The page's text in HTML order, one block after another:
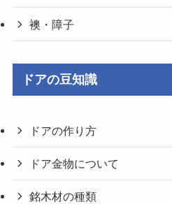
襖・障子
ドアの豆知識
ドアの作り方
ドア金物について
銘木材の種類